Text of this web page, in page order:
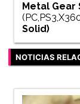
Metal Gear
Solid)
NOTICIAS